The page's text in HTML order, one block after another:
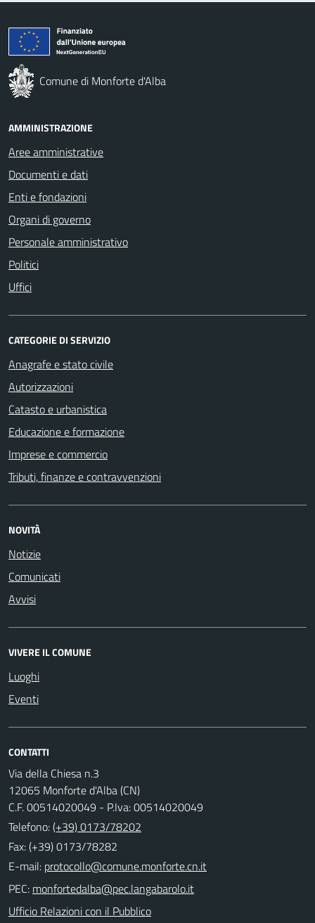
Comune di Monforte d'Alba
AMMINISTRAZIONE
Aree amministrative
Documenti e dati
Enti e fondazioni
Organi di governo
Personale amministrativo
Politici
Uffici
CATEGORIE DI SERVIZIO
Anagrafe e stato civile
Autorizzazioni
Catasto e urbanistica
Educazione e formazione
Imprese e commercio
Tributi, finanze e contravvenzioni
NOVITÀ
Notizie
Comunicati
Avvisi
VIVERE IL COMUNE
Luoghi
Eventi
CONTATTI
Via della Chiesa n.3
12065 Monforte d'Alba (CN)
C.F. 00514020049 - P.Iva: 00514020049
Telefono:(+39) 0173/78202
Fax: (+39) 0173/78282
E-mail:
PEC:
Ufficio Relazioni con il Pubblico